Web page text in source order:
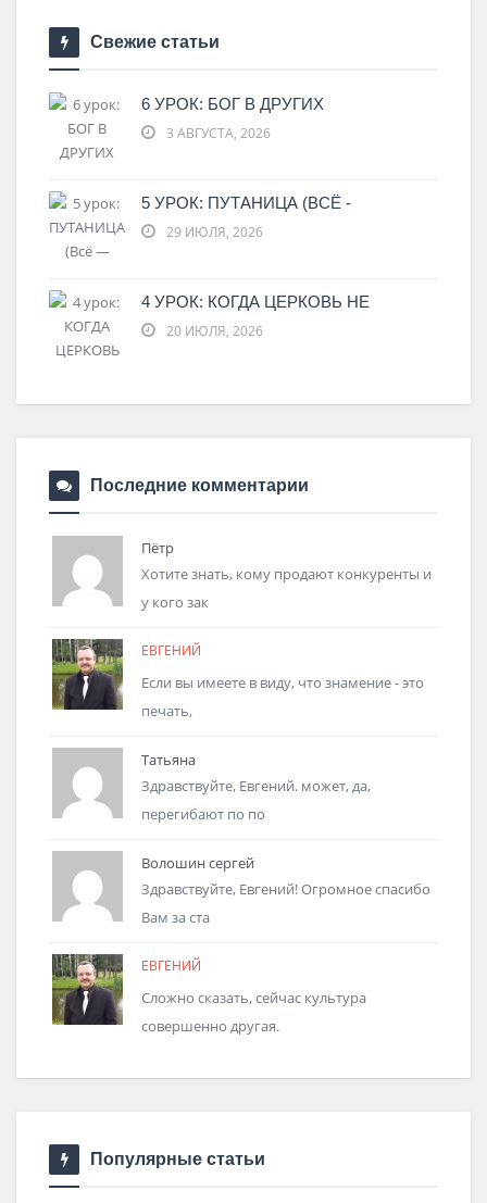
Свежие статьи
6 УРОК: БОГ В ДРУГИХ
3 АВГУСТА, 2026
5 УРОК: ПУТАНИЦА (ВСЁ -
29 ИЮЛЯ, 2026
4 УРОК: КОГДА ЦЕРКОВЬ НЕ
20 ИЮЛЯ, 2026
Последние комментарии
Пётр
Хотите знать, кому продают конкуренты и
у кого зак
ЕВГЕНИЙ
Если вы имеете в виду, что знамение - это
печать,
Татьяна
Здравствуйте, Евгений. может, да,
перегибают по по
Волошин сергей
Здравствуйте, Евгений! Огромное спасибо
Вам за ста
ЕВГЕНИЙ
Сложно сказать, сейчас культура
совершенно другая.
Популярные статьи